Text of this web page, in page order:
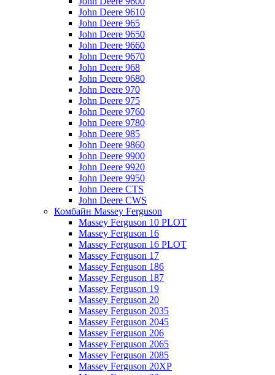
John Deere 9610
John Deere 965
John Deere 9650
John Deere 9660
John Deere 9670
John Deere 968
John Deere 9680
John Deere 970
John Deere 975
John Deere 9760
John Deere 9780
John Deere 985
John Deere 9860
John Deere 9900
John Deere 9920
John Deere 9950
John Deere CTS
John Deere CWS
Комбайн Massey Ferguson
Massey Ferguson 10 PLOT
Massey Ferguson 16
Massey Ferguson 16 PLOT
Massey Ferguson 17
Massey Ferguson 186
Massey Ferguson 187
Massey Ferguson 19
Massey Ferguson 20
Massey Ferguson 2035
Massey Ferguson 2045
Massey Ferguson 206
Massey Ferguson 2065
Massey Ferguson 2085
Massey Ferguson 20XP